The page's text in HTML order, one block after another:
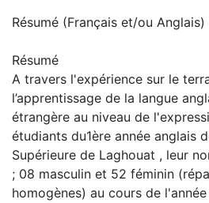
Résumé (Français et/ou Anglais)
Résumé
A travers l'expérience sur le
l’apprentissage de la langue
étrangère au niveau de
étudiants du1ère année anglais
Supérieure de Laghouat , leur
; 08 masculin et 52 féminin
homogènes) au cours de